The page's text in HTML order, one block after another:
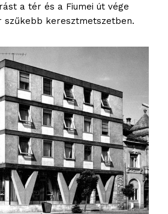
a tér és a Fiumei út vége
szűkebb keresztmetszetben.